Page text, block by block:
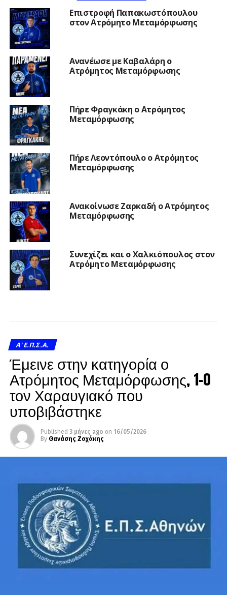
Επιστροφή Παπακωστόπουλου
στον Ατρόμητο Μεταμόρφωσης
Ανανέωσε με Καβαλάρη ο
Ατρόμητος Μεταμόρφωσης
Πήρε Φραγκάκη ο Ατρόμητος
Μεταμόρφωσης
Πήρε Λεοντόπουλο ο Ατρόμητος
Μεταμόρφωσης
Ανακοίνωσε Ζαρκαδή ο Ατρόμητος
Μεταμόρφωσης
Συνεχίζει και ο Χαλκιόπουλος στον
Ατρόμητο Μεταμόρφωσης
A' Ε.Π.Σ.Α.
Έμεινε στην κατηγορία ο
Ατρόμητος Μεταμόρφωσης, 1-0
τον Χαραυγιακό που
υποβιβάστηκε
Published 3 μήνες ago on 16/05/2026
By Θανάσης Ζαχάκης